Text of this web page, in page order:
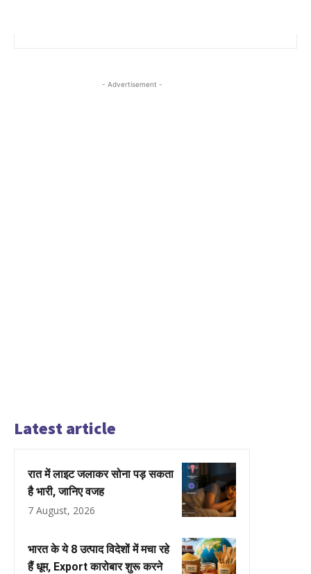
- Advertisement -
Latest article
रात में लाइट जलाकर सोना पड़ सकता
है भारी, जानिए वजह
7 August, 2026
भारत के ये 8 उत्पाद विदेशों में मचा रहे
हैं धूम, Export कारोबार शुरू करने